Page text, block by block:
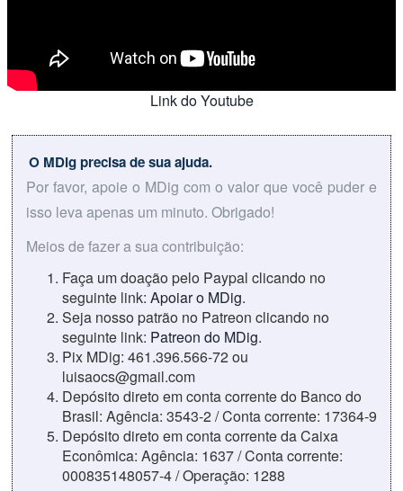
Link do Youtube
O MDig precisa de sua ajuda.
Por favor, apoie o MDig com o valor que você puder e
isso leva apenas um minuto. Obrigado!
Meios de fazer a sua contribuição:
Faça um doação pelo Paypal clicando no
seguinte link: Apoiar o MDig.
Seja nosso patrão no Patreon clicando no
seguinte link: Patreon do MDig.
Pix MDig: 461.396.566-72 ou
luisaocs@gmail.com
Depósito direto em conta corrente do Banco do
Brasil: Agência: 3543-2 / Conta corrente: 17364-9
Depósito direto em conta corrente da Caixa
Econômica: Agência: 1637 / Conta corrente:
000835148057-4 / Operação: 1288